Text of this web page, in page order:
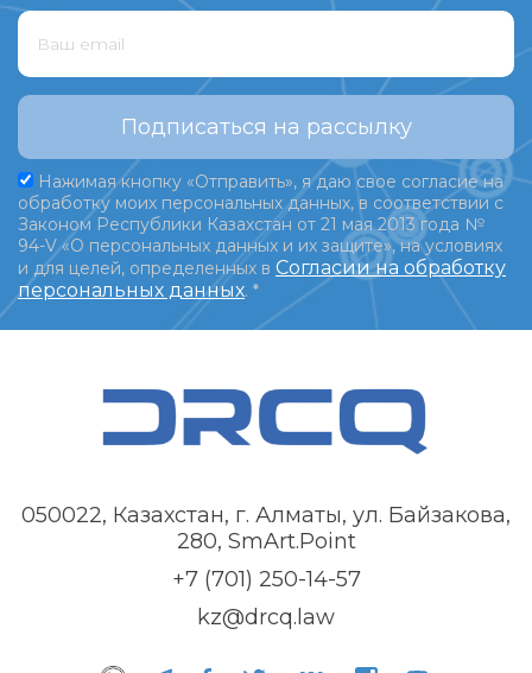
Подписаться на рассылку
Нажимая кнопку «Отправить», я даю свое согласие на
обработку моих персональных данных, в соответствии с
Законом Республики Казахстан от 21 мая 2013 года №
94-V «О персональных данных и их защите», на условиях
и для целей, определенных в Согласии на обработку
персональных данных. *
050022, Казахстан, г. Алматы, ул. Байзакова,
280, SmArt.Point
+7 (701) 250-14-57
kz@drcq.law